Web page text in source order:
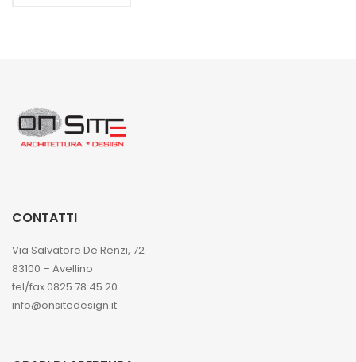
CONTATTI
Via Salvatore De Renzi, 72
83100 – Avellino
tel/fax 0825 78 45 20
info@onsitedesign.it